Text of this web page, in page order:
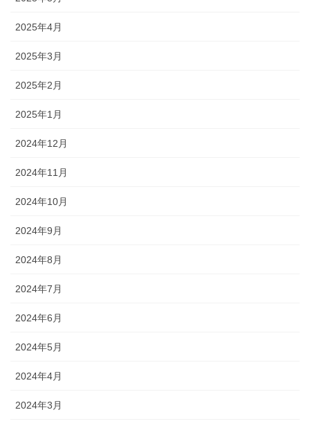
2025年4月
2025年3月
2025年2月
2025年1月
2024年12月
2024年11月
2024年10月
2024年9月
2024年8月
2024年7月
2024年6月
2024年5月
2024年4月
2024年3月